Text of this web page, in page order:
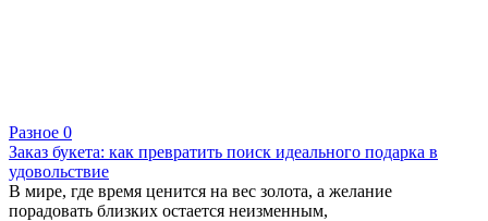
Разное 0
Заказ букета: как превратить поиск идеального подарка в
удовольствие
В мире, где время ценится на вес золота, а желание
порадовать близких остается неизменным,